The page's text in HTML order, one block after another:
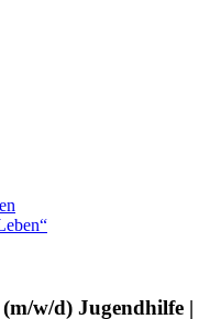
w/d) Jugendhilfe |